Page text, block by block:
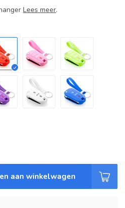
Lees meer.
aan winkelwagen